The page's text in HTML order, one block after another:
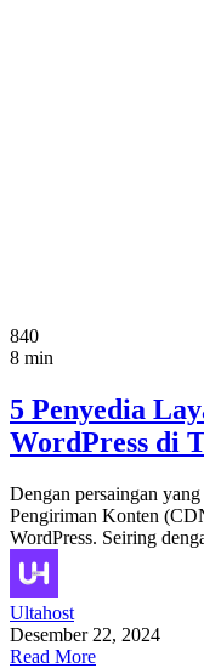
840
8 min
5 Penyedia
WordPress di
Dengan persaingan
Pengiriman Konten
WordPress. Seiring
Ultahost
Desember 22, 2024
Read More